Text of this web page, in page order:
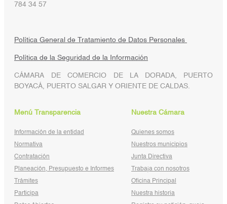
784 34 57
Política General de Tratamiento de Datos Personales
Política de la Seguridad de la Información
CÁMARA DE COMERCIO DE LA DORADA, PUERTO
BOYACÁ, PUERTO SALGAR Y ORIENTE DE CALDAS.
Menú Transparencia
Información de la entidad
Normativa
Contratación
Planeación, Presupuesto e Informes
Trámites
Participa
Nuestra Cámara
Quienes somos
Nuestros municipios
Junta Directiva
Trabaja con nosotros
Oficina Principal
Nuestra historia